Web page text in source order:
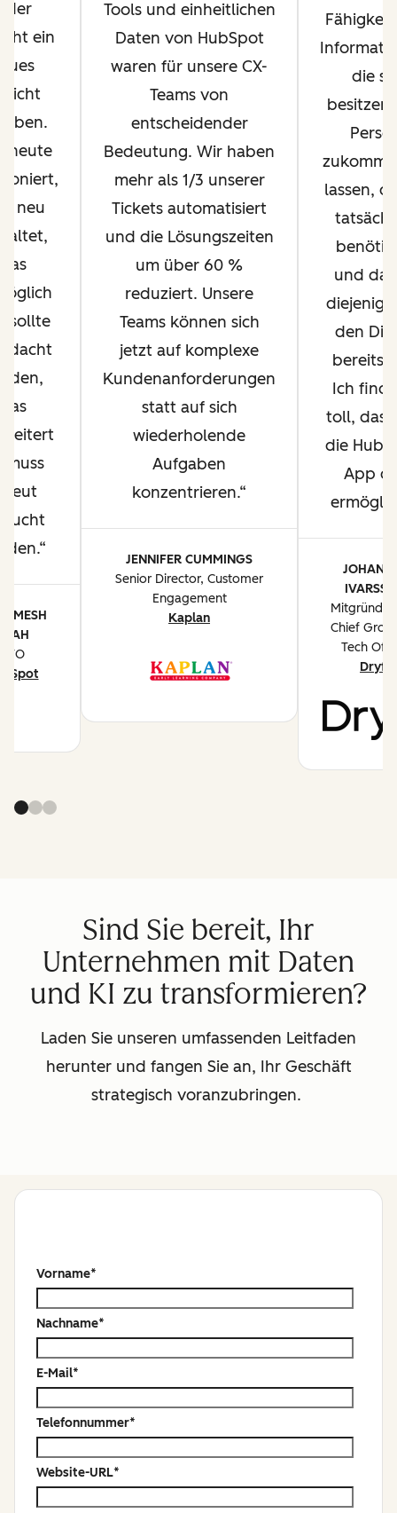
ein
heute
neu
sollte
muss
CTO
Tools und einheitlichen
Daten von HubSpot
waren für unsere CX-
Teams von
entscheidender
Bedeutung. Wir haben
mehr als 1/3 unserer
Tickets automatisiert
und die Lösungszeiten
um über 60 %
reduziert. Unsere
Teams können sich
jetzt auf komplexe
Kundenanforderungen
statt auf sich
wiederholende
Aufgaben
konzentrieren.
JENNIFER CUMMINGS
Senior Director, Customer
Engagement
Kaplan
die
lassen,
und
den
Ich
toll, dass
die
App
Chief
Tech
Dryft
Sind Sie bereit, Ihr
Unternehmen mit Daten
und KI zu transformieren?
Laden Sie unseren umfassenden Leitfaden
herunter und fangen Sie an, Ihr Geschäft
strategisch voranzubringen.
Vorname*
Nachname*
E-Mail*
Telefonnummer*
Website-URL*